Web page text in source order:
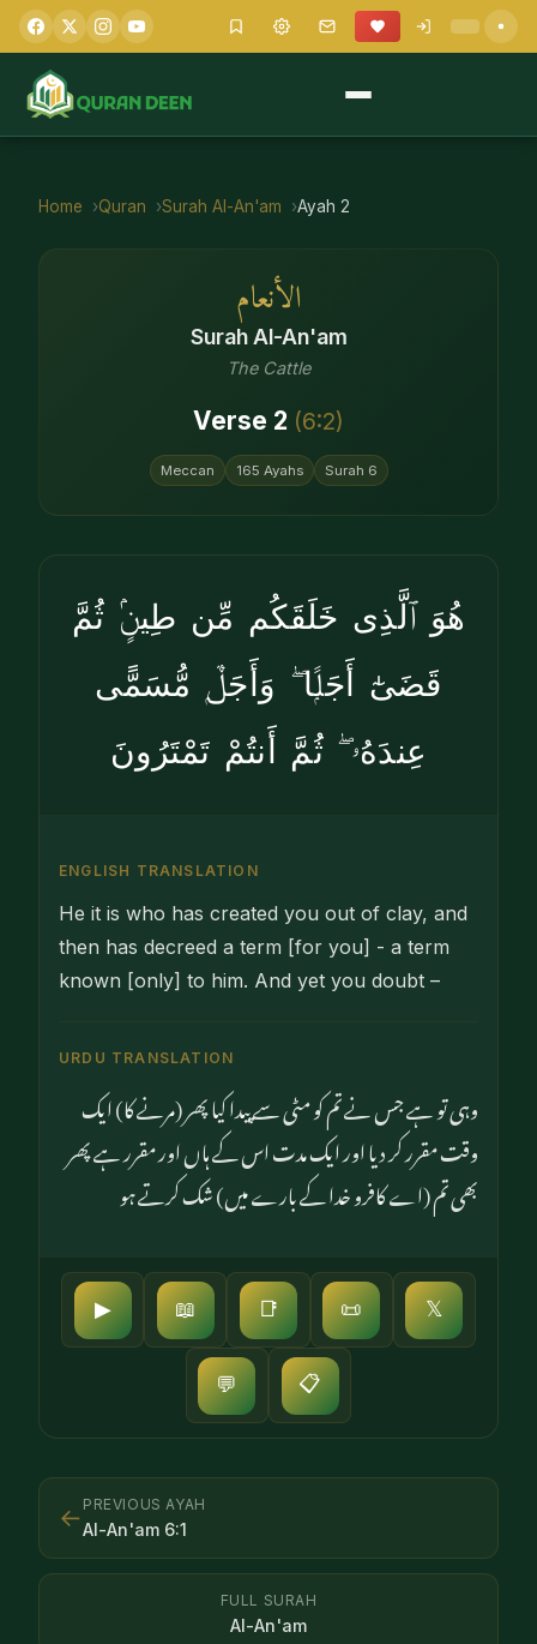
Home Quran Surah Al-An'am Ayah 2
الأنعام
Surah Al-An'am
The Cattle
Verse 2 (6:2)
Meccan 165 Ayahs Surah 6
هُوَ ٱلَّذِى خَلَقَكُم مِّن طِينٍۢ ثُمَّ
قَضَىٰٓ أَجَلًۭا ۖ وَأَجَلٌۭ مُّسَمًّى
عِندَهُۥ ۖ ثُمَّ أَنتُمْ تَمْتَرُونَ
ENGLISH TRANSLATION
He it is who has created you out of clay, and
then has decreed a term [for you] - a term
known [only] to him. And yet you doubt –
URDU TRANSLATION
وہی تو ہے جس نے تم کو مٹی سے پیدا کیا پھر (مرنے کا) ایک
وقت مقرر کر دیا اور ایک مدت اس کے ہاں اور مقرر ہے پھر
بھی تم (اے کافرو خدا کے بارے میں) شک کرتے ہو
▶ 📖 📑 📜 𝕏
💬 📋
← PREVIOUS AYAH
Al-An'am 6:1
FULL SURAH
Al-An'am